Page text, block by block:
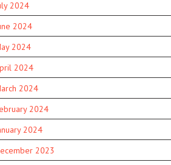
2024
2024
2024
2024
2024
2024
2024
2023